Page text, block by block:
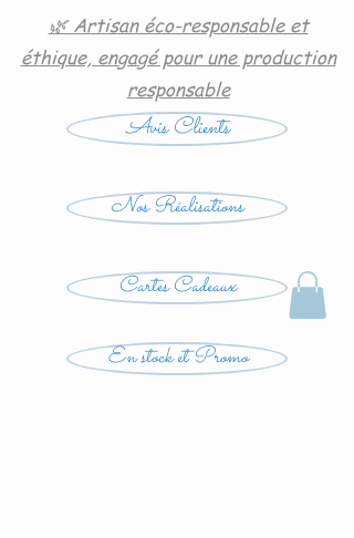
🌿 Artisan éco-responsable et
éthique, engagé pour une production
responsable
Avis Clients
Nos Réalisations
Cartes Cadeaux
En stock et Promo